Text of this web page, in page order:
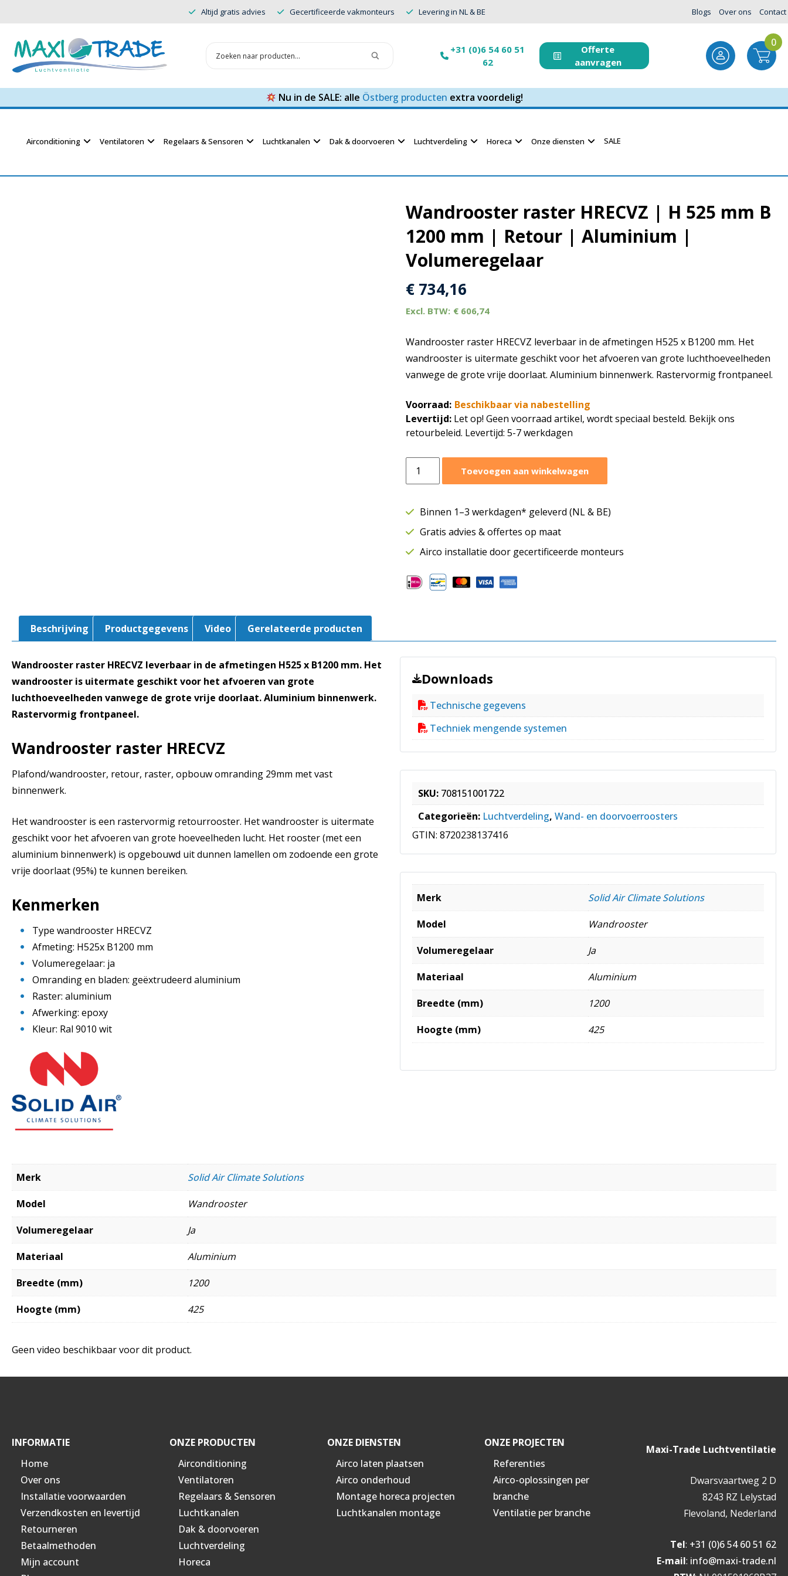
Altijd gratis advies Gecertificeerde vakmonteurs Levering in NL & BE Blogs Over ons Contact
+31 (0)6 54 60 51
62
Offerte
aanvragen
0
Nu in de SALE: alle Östberg producten extra voordelig!
Airconditioning Ventilatoren Regelaars & Sensoren Luchtkanalen Dak & doorvoeren Luchtverdeling Horeca Onze diensten SALE
Wandrooster raster HRECVZ | H 525 mm B
1200 mm | Retour | Aluminium |
Volumeregelaar
€ 734,16
€ 606,74
Wandrooster raster HRECVZ leverbaar in de afmetingen H525 x B1200 mm. Het
wandrooster is uitermate geschikt voor het afvoeren van grote luchthoeveelheden
vanwege de grote vrije doorlaat. Aluminium binnenwerk. Rastervormig frontpaneel.
Voorraad: Beschikbaar via nabestelling
Levertijd: Let op! Geen voorraad artikel, wordt speciaal besteld. Bekijk ons
retourbeleid. Levertijd: 5-7 werkdagen
raster
525
mm
1200
mm
|
Volumeregelaar
Toevoegen aan winkelwagen
Binnen 1–3 werkdagen* geleverd (NL & BE)
Gratis advies & offertes op maat
Airco installatie door gecertificeerde monteurs
Beschrijving Productgegevens Video Gerelateerde producten
Wandrooster raster HRECVZ leverbaar in de afmetingen H525 x B1200 mm. Het
wandrooster is uitermate geschikt voor het afvoeren van grote
luchthoeveelheden vanwege de grote vrije doorlaat. Aluminium binnenwerk.
Rastervormig frontpaneel.
Wandrooster raster HRECVZ
Plafond/wandrooster, retour, raster, opbouw omranding 29mm met vast
binnenwerk.
Het wandrooster is een rastervormig retourrooster. Het wandrooster is uitermate
geschikt voor het afvoeren van grote hoeveelheden lucht. Het rooster (met een
aluminium binnenwerk) is opgebouwd uit dunnen lamellen om zodoende een grote
vrije doorlaat (95%) te kunnen bereiken.
Kenmerken
Type wandrooster HRECVZ
Afmeting: H525x B1200 mm
Volumeregelaar: ja
Omranding en bladen: geëxtrudeerd aluminium
Raster: aluminium
Afwerking: epoxy
Kleur: Ral 9010 wit
Downloads
Technische gegevens
Techniek mengende systemen
SKU: 708151001722
Categorieën: Luchtverdeling, Wand- en doorvoerroosters
GTIN: 8720238137416
Merk Solid Air Climate Solutions
Model Wandrooster
Volumeregelaar Ja
Materiaal Aluminium
Breedte (mm) 1200
Hoogte (mm) 425
Merk Solid Air Climate Solutions
Model Wandrooster
Volumeregelaar Ja
Materiaal Aluminium
Breedte (mm) 1200
Hoogte (mm) 425
Geen video beschikbaar voor dit product.
INFORMATIE
Home
Over ons
Installatie voorwaarden
Verzendkosten en levertijd
Retourneren
Betaalmethoden
Mijn account
ONZE PRODUCTEN
Airconditioning
Ventilatoren
Regelaars & Sensoren
Luchtkanalen
Dak & doorvoeren
Luchtverdeling
Horeca
ONZE DIENSTEN
Airco laten plaatsen
Airco onderhoud
Montage horeca projecten
Luchtkanalen montage
ONZE PROJECTEN
Referenties
Airco-oplossingen per
branche
Ventilatie per branche
Maxi-Trade Luchtventilatie
Dwarsvaartweg 2 D
8243 RZ Lelystad
Flevoland, Nederland
Tel: +31 (0)6 54 60 51 62
E-mail: info@maxi-trade.nl